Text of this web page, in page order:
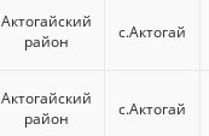
Актогайский
район
с.Актогай
Актогайский
район
с.Актогай